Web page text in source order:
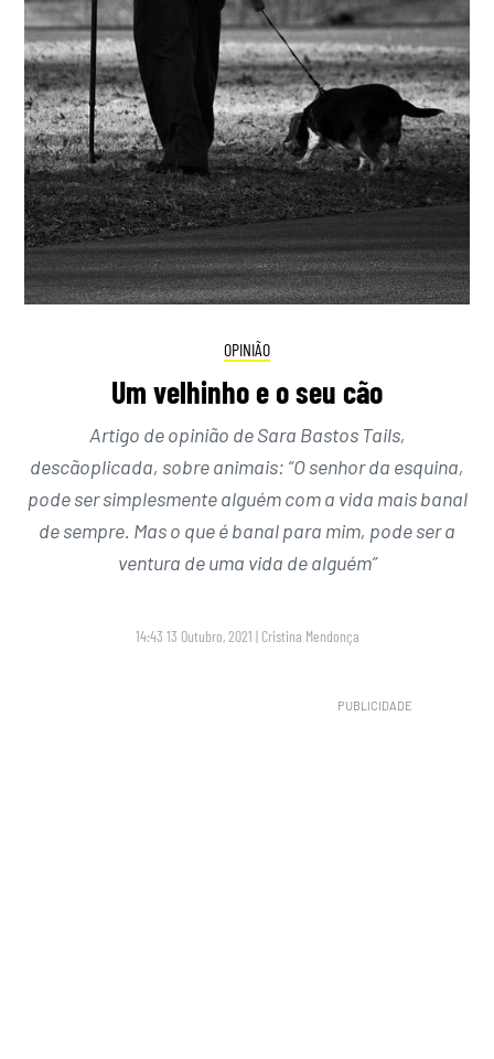
OPINIÃO
Um velhinho e o seu cão
Artigo de opinião de Sara Bastos Tails,
descãoplicada, sobre animais: “O senhor da esquina,
pode ser simplesmente alguém com a vida mais banal
de sempre. Mas o que é banal para mim, pode ser a
ventura de uma vida de alguém”
14:43 13 Outubro, 2021 | Cristina Mendonça